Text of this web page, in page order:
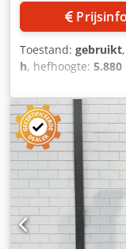
Prijsinfo
Toestand: gebruikt
h, hefhoogte:
totale hoogte:
breedte:2.230 mm
Hefcapaciteit:
- Documentatie
markering
Serienummer:
Hefvermogen:
Doorrijhoogte: